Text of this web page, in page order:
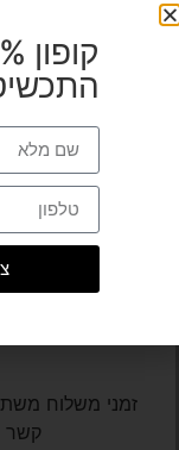
ראשון
זמני משלוח
קשר